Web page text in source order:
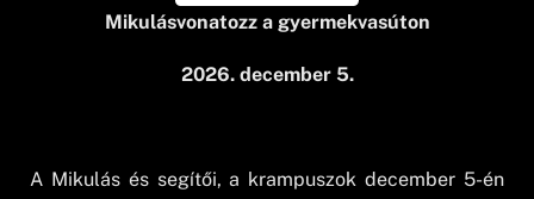
Mikulásvonatozz a gyermekvasúton
2026. december 5.
A Mikulás és segítői, a krampuszok december 5-én